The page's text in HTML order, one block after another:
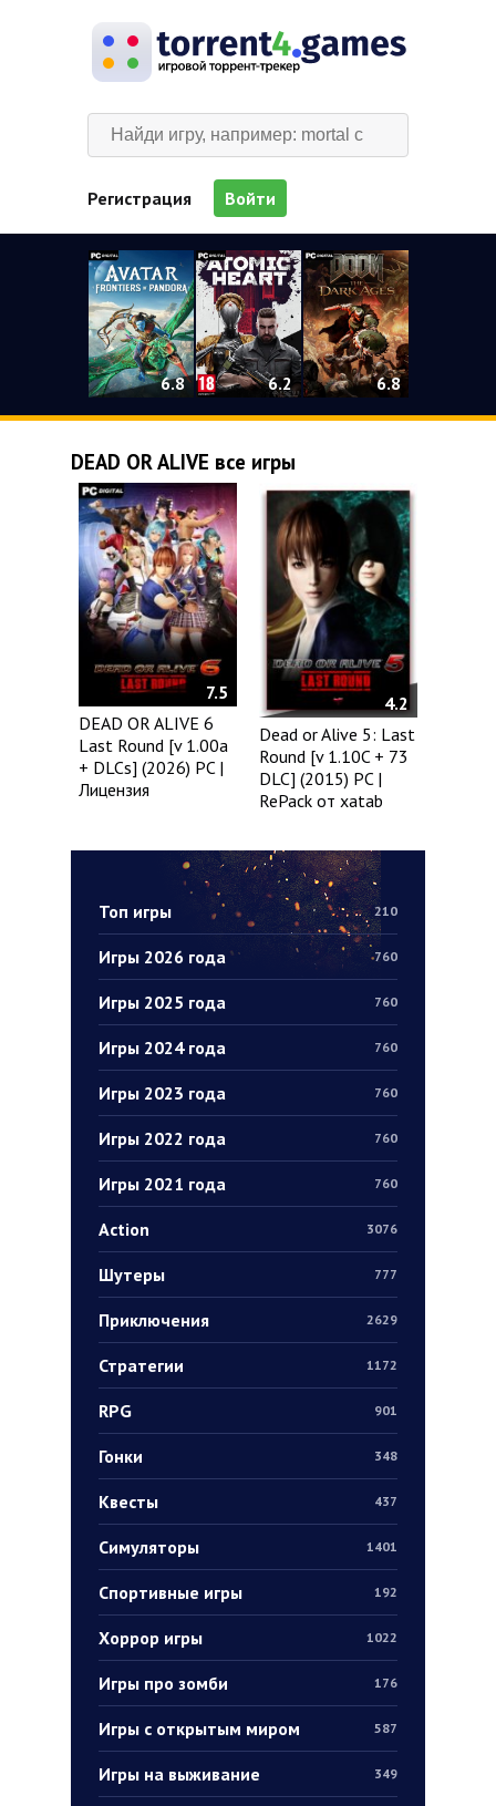
Регистрация Войти
6.8 6.2 6.8
Топ игры 210
Игры 2026 года 760
Игры 2025 года 760
Игры 2024 года 760
Игры 2023 года 760
Игры 2022 года 760
Игры 2021 года 760
Action 3076
Шутеры 777
Приключения 2629
Стратегии 1172
RPG 901
Гонки 348
Квесты 437
Симуляторы 1401
Спортивные игры 192
Хоррор игры 1022
Игры про зомби 176
Игры с открытым миром 587
Игры на выживание 349
DEAD OR ALIVE все игры
7.5
DEAD OR ALIVE 6
Last Round [v 1.00a
+ DLCs] (2026) PC |
Лицензия
4.2
Dead or Alive 5: Last
Round [v 1.10C + 73
DLC] (2015) PC |
RePack от xatab